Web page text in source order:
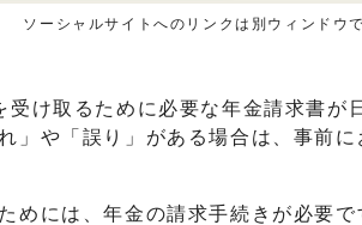
ソーシャルサイトへのリンクは別ウィンドウ
け取るために必要な年金請求書が
」や「誤り」がある場合は、事前
には、年金の請求手続きが必要で